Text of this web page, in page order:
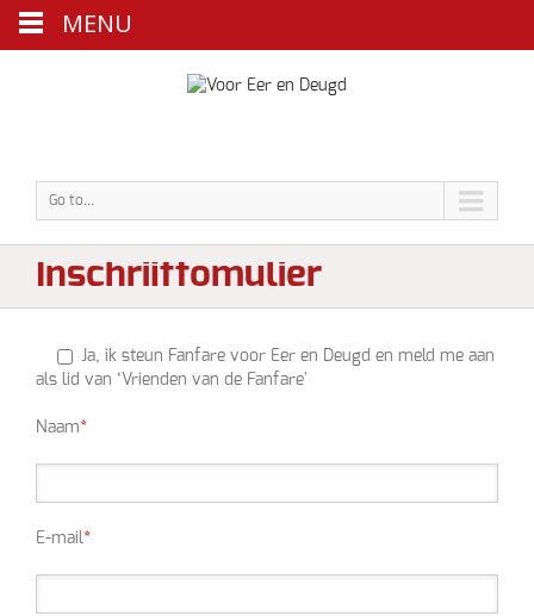
Go to...
Inschrijffomulier
Ja, ik steun Fanfare voor Eer en Deugd en meld me aan
als lid van ‘Vrienden van de Fanfare'
Naam*
E-mail*
MENU